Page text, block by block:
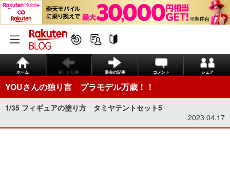
ホーム 新しい記事 過去の記事 コメント シェア
YOUさんの独り言 プラモデル万歳！！
1/35 フィギュアの塗り方 タミヤテントセット5
2023.04.17